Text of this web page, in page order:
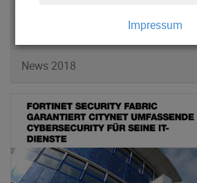
News 2018
Impressum